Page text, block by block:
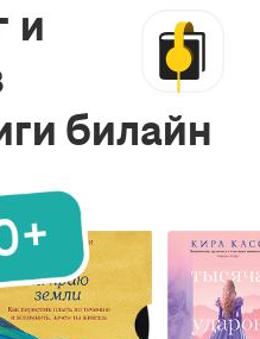
и
билайн